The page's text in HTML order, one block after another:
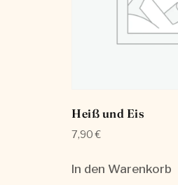
Heiß und Eis
7,90€
In den Warenkorb